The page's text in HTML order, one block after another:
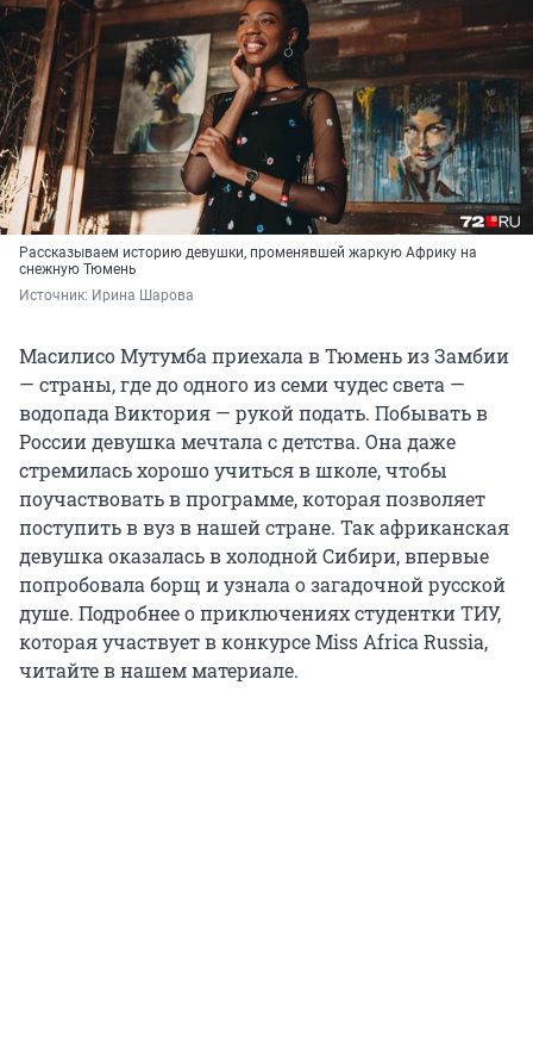
Рассказываем историю девушки, променявшей жаркую Африку на
снежную Тюмень
Источник: Ирина Шарова
Масилисо Мутумба приехала в Тюмень из Замбии
— страны, где до одного из семи чудес света —
водопада Виктория — рукой подать. Побывать в
России девушка мечтала с детства. Она даже
стремилась хорошо учиться в школе, чтобы
поучаствовать в программе, которая позволяет
поступить в вуз в нашей стране. Так африканская
девушка оказалась в холодной Сибири, впервые
попробовала борщ и узнала о загадочной русской
душе. Подробнее о приключениях студентки ТИУ,
которая участвует в конкурсе Miss Africa Russia,
читайте в нашем материале.